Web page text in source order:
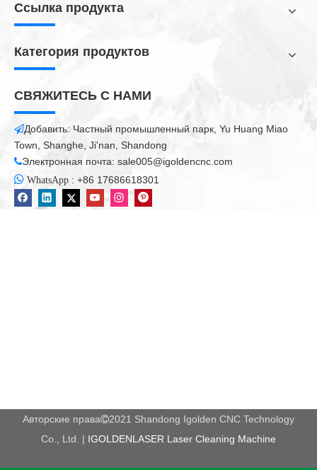
Ссылка продукта
Категория продуктов
СВЯЖИТЕСЬ С НАМИ
Добавить: Частный промышленный парк, Yu Huang Miao
Town, Shanghe, Ji'nan, Shandong
Электронная почта: sale005@igoldencnc.com
 WhatsApp : +86 17686618301
Авторские права2021 Shandong Igolden CNC Technology
Co., Ltd. | IGOLDENLASER Laser Cleaning Machine